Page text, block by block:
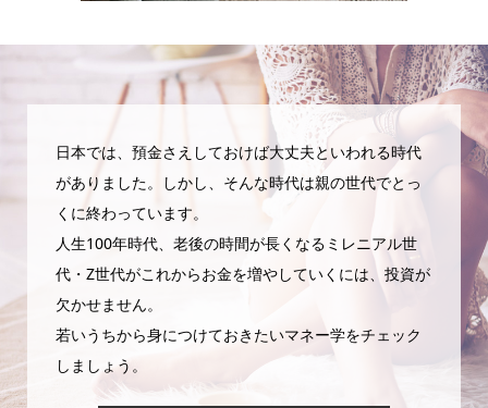
日本では、預金さえしておけば大丈夫といわれる時代
がありました。しかし、そんな時代は親の世代でとっ
くに終わっています。
人生100年時代、老後の時間が長くなるミレニアル世
代・Z世代がこれからお金を増やしていくには、投資が
欠かせません。
若いうちから身につけておきたいマネー学をチェック
しましょう。